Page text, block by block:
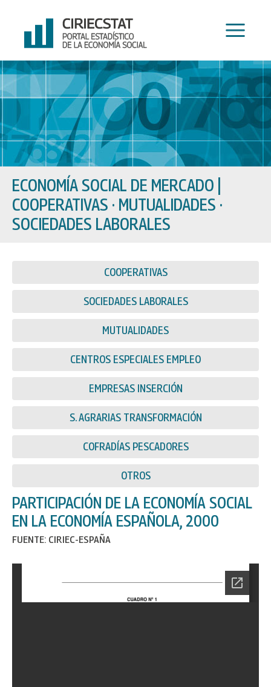
contenido
ECONOMÍA SOCIAL DE MERCADO
COOPERATIVAS · MUTUALIDADES ·
SOCIEDADES LABORALES
COOPERATIVAS
SOCIEDADES LABORALES
MUTUALIDADES
CENTROS ESPECIALES EMPLEO
EMPRESAS INSERCIÓN
S. AGRARIAS TRANSFORMACIÓN
COFRADÍAS PESCADORES
OTROS
PARTICIPACIÓN DE LA ECONOMÍA SOCIAL
EN LA ECONOMÍA ESPAÑOLA, 2000
FUENTE: CIRIEC-ESPAÑA